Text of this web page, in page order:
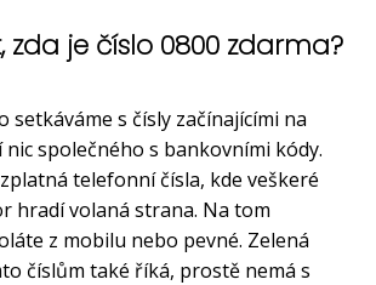
zda je číslo 0800 zdarma?
setkáváme s čísly začínajícími na
nic společného s bankovními kódy.
telefonní čísla, kde veškeré
hradí volaná strana. Na tom
z mobilu nebo pevné. Zelená
číslům také říká, prostě nemá s